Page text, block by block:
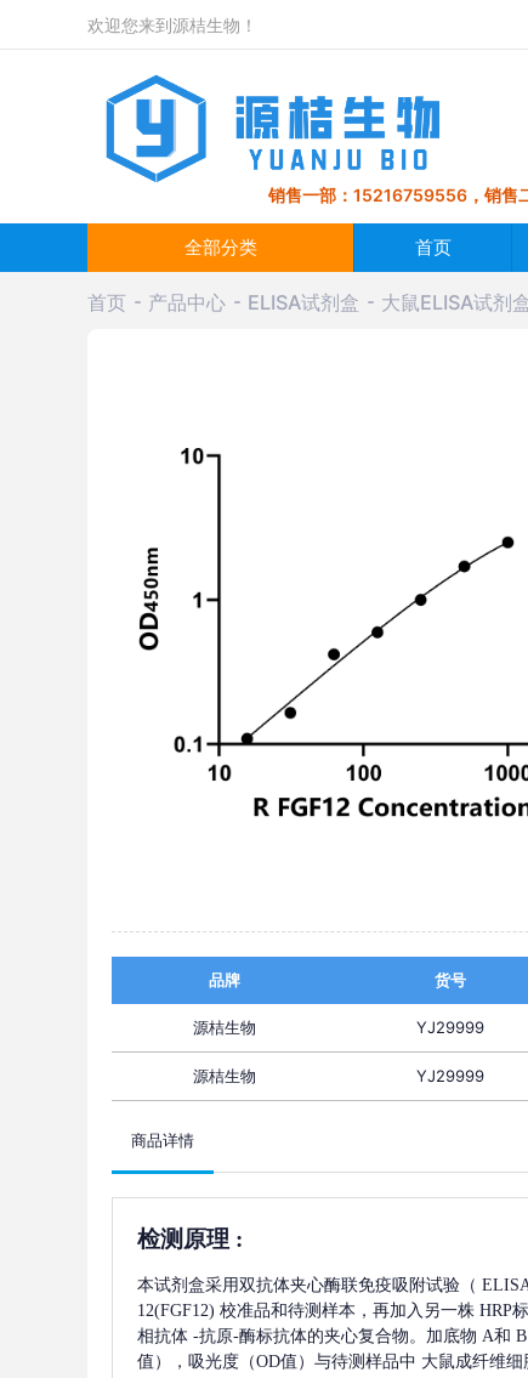
欢迎您来到源桔生物！
销售一部：15216759556，销
全部分类 首页
首页 产品中心 ELISA试剂盒 大鼠ELISA试剂
品牌 货号
源桔生物 YJ29999
源桔生物 YJ29999
商品详情
检测原理 :
本试剂盒采用双抗体夹心酶联免疫吸附试验（
12(FGF12) 校准品和待测样本，再加入另一株 HRP
相抗体 -抗原-酶标抗体的夹心复合物。加底物 A和
值），吸光度（OD值）与待测样品中 大鼠成纤维细